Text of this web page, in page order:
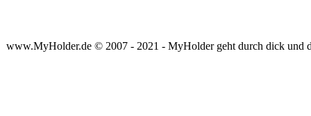
www.MyHolder.de © 2007 - 2021 - MyHolder geht durch dick und